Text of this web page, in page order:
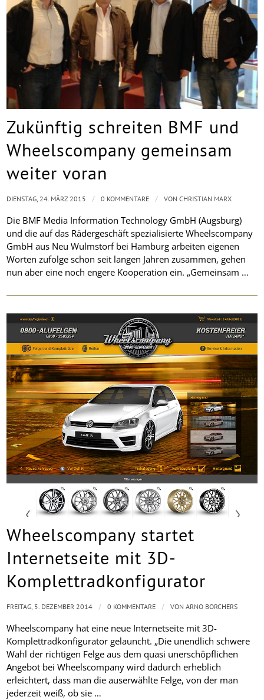
Zukünftig schreiten BMF und
Wheelscompany gemeinsam
weiter voran
Die BMF Media Information Technology GmbH (Augsburg)
und die auf das Rädergeschäft spezialisierte Wheelscompany
GmbH aus Neu Wulmstorf bei Hamburg arbeiten eigenen
Worten zufolge schon seit langen Jahren zusammen, gehen
nun aber eine noch engere Kooperation ein. „Gemeinsam …
DIENSTAG, 24. MÄRZ 2015 / 0 KOMMENTARE / VONCHRISTIAN MARX
Wheelscompany startet
Internetseite mit 3D-
Komplettradkonfigurator
Wheelscompany hat eine neue Internetseite mit 3D-
Komplettradkonfigurator gelauncht. „Die unendlich schwere
Wahl der richtigen Felge aus dem quasi unerschöpflichen
Angebot bei Wheelscompany wird dadurch erheblich
erleichtert, dass man die auserwählte Felge, von der man
jederzeit weiß, ob sie …
FREITAG, 5. DEZEMBER 2014 / 0 KOMMENTARE / VONARNO BORCHERS